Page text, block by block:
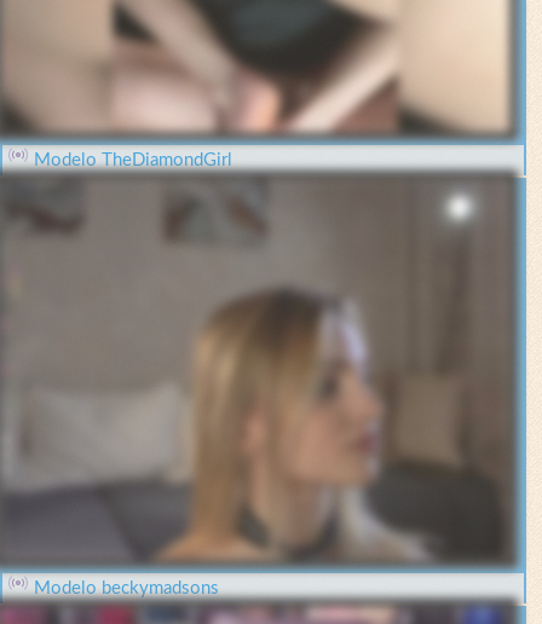
Modelo TheDiamondGirl
Modelo beckymadsons